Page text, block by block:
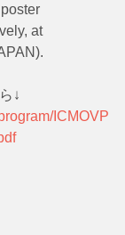
at
↓
ICMOVP